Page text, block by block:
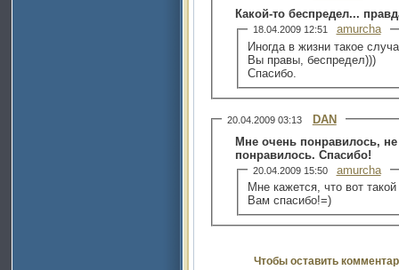
Какой-то беспредел...
18.04.2009 12:51
amurcha
Иногда в жизни такое
Вы правы, беспредел)))
Спасибо.
20.04.2009 03:13
DAN
Мне очень понравилось,
понравилось. Спасибо!
20.04.2009 15:50
amurcha
Мне кажется, что вот
Вам спасибо!=)
Чтобы оставить